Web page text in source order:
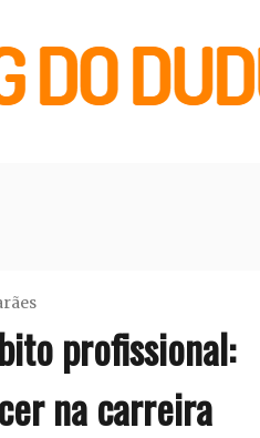
profissional:
na carreira